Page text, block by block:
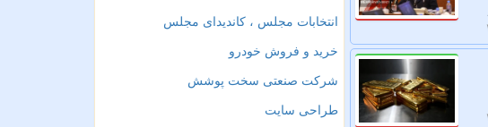
انتخابات مجلس ، کاندیدای مجلس
خرید و فروش خودرو
شرکت صنعتی سخت پوشش
طراحی سایت